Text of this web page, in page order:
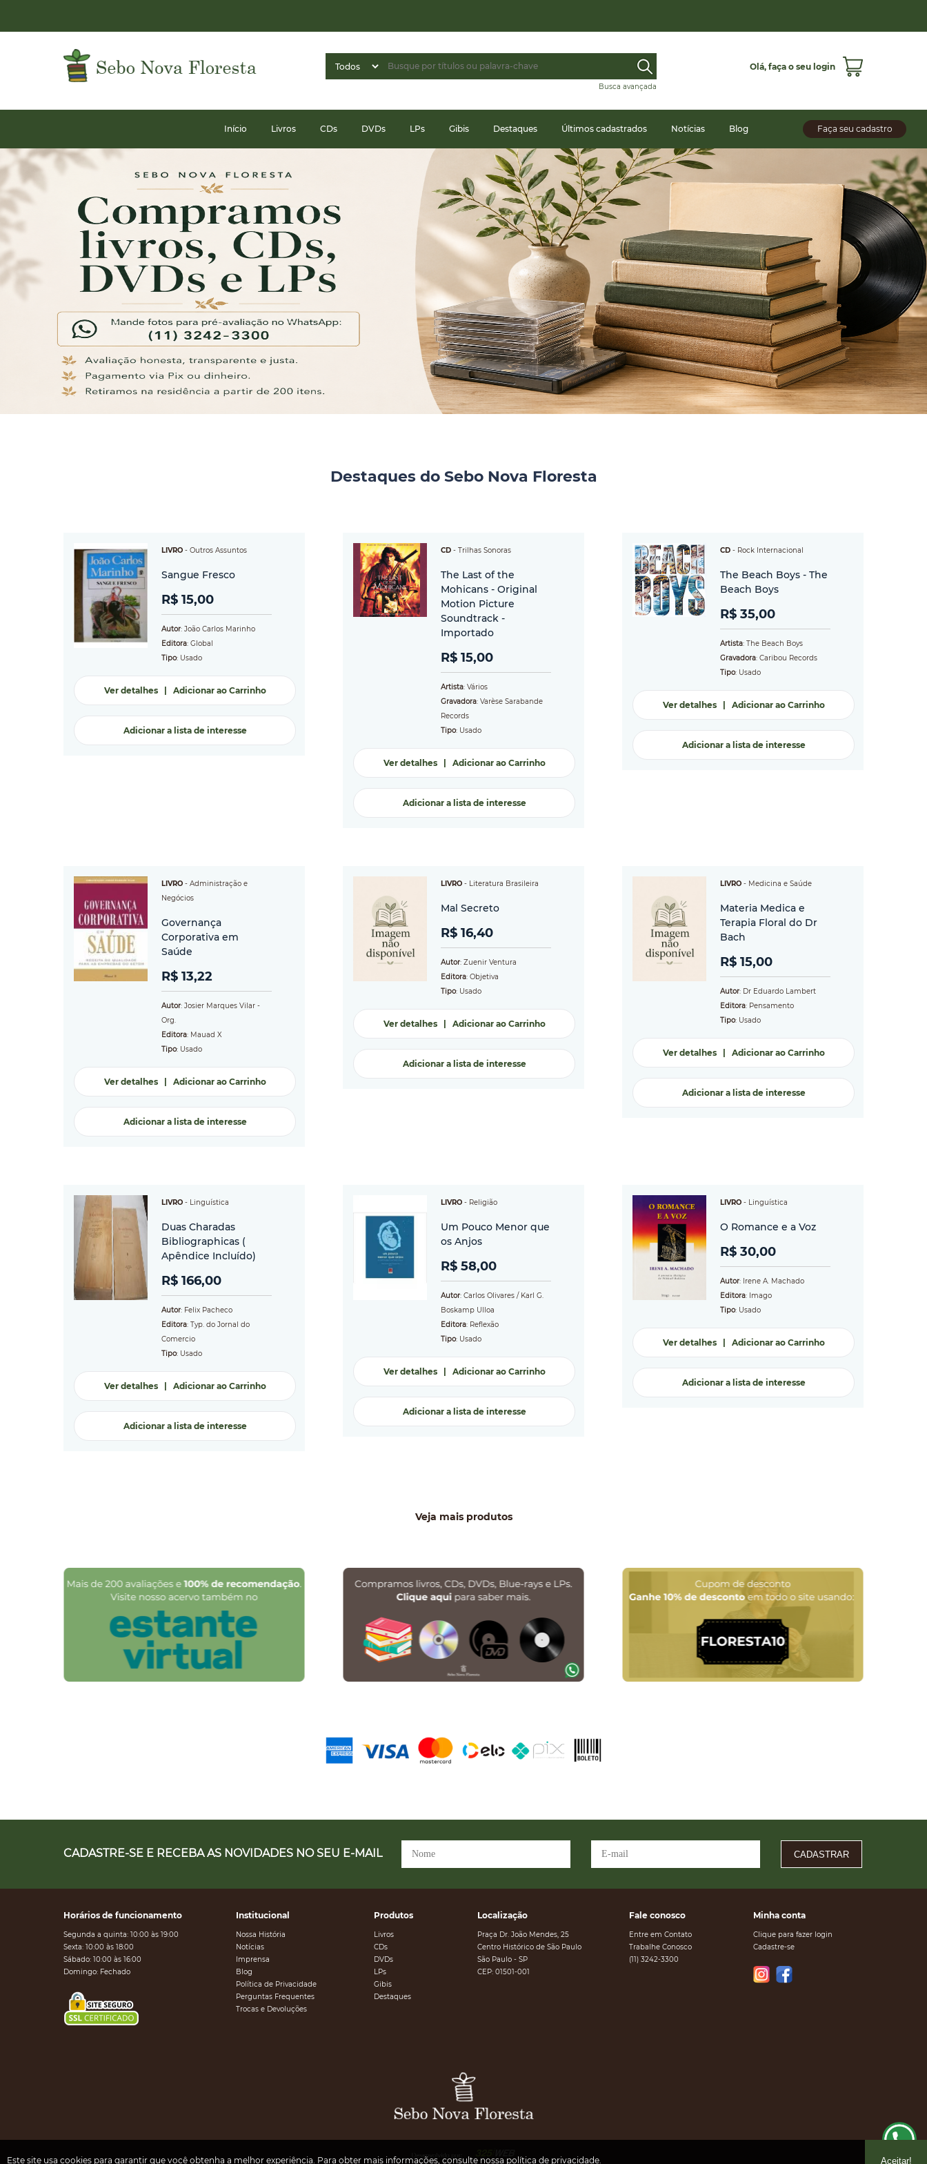
Este site usa cookies para garantir que você obtenha a melhor experiência. Para obter mais informações, consulte nossa política de privacidade. Aceitar!
Busca avançada
Olá, faça o seu login
Faça seu cadastro
Início Livros CDs DVDs LPs Gibis Destaques Últimos cadastrados Notícias Blog
Destaques do Sebo Nova Floresta
LIVRO - Outros Assuntos
Sangue Fresco
R$ 15,00
Autor: João Carlos Marinho
Editora: Global
Tipo: Usado
Ver detalhes| Adicionar ao Carrinho
Adicionar a lista de interesse
CD - Trilhas Sonoras
The Last of the
Mohicans - Original
Motion Picture
Soundtrack -
Importado
R$ 15,00
Artista: Vários
Gravadora: Varèse Sarabande
Records
Tipo: Usado
Ver detalhes| Adicionar ao Carrinho
Adicionar a lista de interesse
CD - Rock Internacional
The Beach Boys - The
Beach Boys
R$ 35,00
Artista: The Beach Boys
Gravadora: Caribou Records
Tipo: Usado
Ver detalhes| Adicionar ao Carrinho
Adicionar a lista de interesse
LIVRO - Administração e
Negócios
Governança
Corporativa em
Saúde
R$ 13,22
Autor: Josier Marques Vilar -
Org.
Editora: Mauad X
Tipo: Usado
Ver detalhes| Adicionar ao Carrinho
Adicionar a lista de interesse
LIVRO - Literatura Brasileira
Mal Secreto
R$ 16,40
Autor: Zuenir Ventura
Editora: Objetiva
Tipo: Usado
Ver detalhes| Adicionar ao Carrinho
Adicionar a lista de interesse
LIVRO - Medicina e Saúde
Materia Medica e
Terapia Floral do Dr
Bach
R$ 15,00
Autor: Dr Eduardo Lambert
Editora: Pensamento
Tipo: Usado
Ver detalhes| Adicionar ao Carrinho
Adicionar a lista de interesse
LIVRO - Linguística
Duas Charadas
Bibliographicas (
Apêndice Incluído)
R$ 166,00
Autor: Felix Pacheco
Editora: Typ. do Jornal do
Comercio
Tipo: Usado
Ver detalhes| Adicionar ao Carrinho
Adicionar a lista de interesse
LIVRO - Religião
Um Pouco Menor que
os Anjos
R$ 58,00
Autor: Carlos Olivares / Karl G.
Boskamp Ulloa
Editora: Reflexão
Tipo: Usado
Ver detalhes| Adicionar ao Carrinho
Adicionar a lista de interesse
LIVRO - Linguística
O Romance e a Voz
R$ 30,00
Autor: Irene A. Machado
Editora: Imago
Tipo: Usado
Ver detalhes| Adicionar ao Carrinho
Adicionar a lista de interesse
Veja mais produtos
CADASTRE-SE E RECEBA AS NOVIDADES NO SEU E-MAIL CADASTRAR
Horários de funcionamento
Segunda a quinta: 10:00 às 19:00
Sexta: 10:00 às 18:00
Sábado: 10:00 às 16:00
Domingo: Fechado
Institucional
Nossa História
Notícias
Imprensa
Blog
Política de Privacidade
Perguntas Frequentes
Trocas e Devoluções
Produtos
Livros
CDs
DVDs
LPs
Gibis
Destaques
Localização
Praça Dr. João Mendes, 25
Centro Histórico de São Paulo
São Paulo - SP
CEP: 01501-001
Fale conosco
Entre em Contato
Trabalhe Conosco
(11) 3242-3300
Minha conta
Clique para fazer login
Cadastre-se